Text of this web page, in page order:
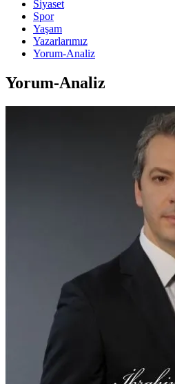
Siyaset
Spor
Yaşam
Yazarlarımız
Yorum-Analiz
Yorum-Analiz